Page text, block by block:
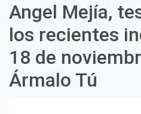
Yina
Moreno,
testimonio
tras
los
incidentes
Angel Mejía,
los recientes
18 de
Ármalo Tú